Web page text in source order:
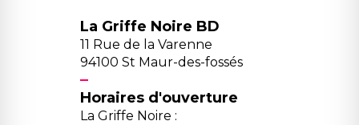
La Griffe Noire BD
11 Rue de la Varenne
94100 St Maur-des-fossés
Horaires d'ouverture
La Griffe Noire :